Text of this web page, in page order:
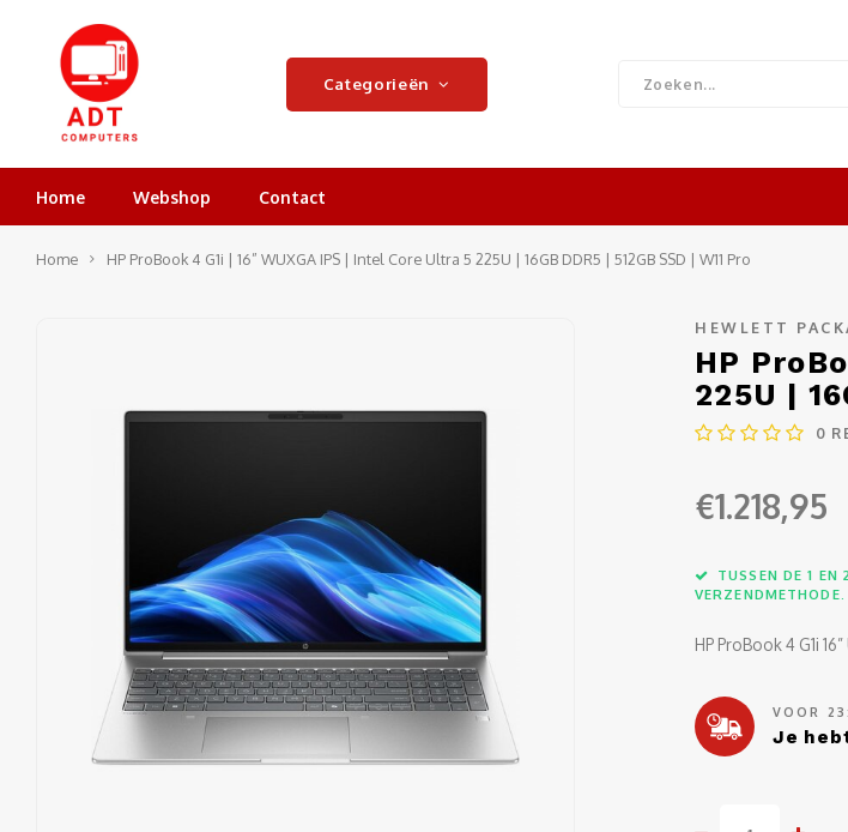
Categorieën
Home Webshop Contact
Home HP ProBook 4 G1i | 16” WUXGA IPS | Intel Core Ultra 5 225U | 16GB DDR5 | 512GB SSD | W11 Pro
HEWLETT
HP
225U |
0
€1.218,95
TUSSEN DE 1 EN
VERZENDMETHODE.
HP ProBook 4 G1i 16”
VOOR
Je